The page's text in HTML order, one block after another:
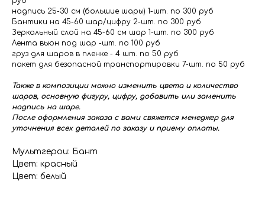
надпись 25-30 см (большие шары) 1-шт. по 300 руб
Бантики на 45-60 шар/цифру 2-шт. по 300 руб
Зеркальный слой на 45-60 см шар 1-шт. по 300 руб
Лента вьюн под шар -шт. по 100 руб
груз для шаров в пленке - 4 шт. по 50 руб
пакет для безопасной транспортировки 7-шт. по 50 руб
Также в композиции можно изменить цвета и количество
шаров, основную фигуру, цифру, добавить или заменить
надпись на шаре.
После оформления заказа с вами свяжется менеджер для
уточнения всех деталей по заказу и приему оплаты.
Мультгерои: Бант
Цвет: красный
Цвет: белый